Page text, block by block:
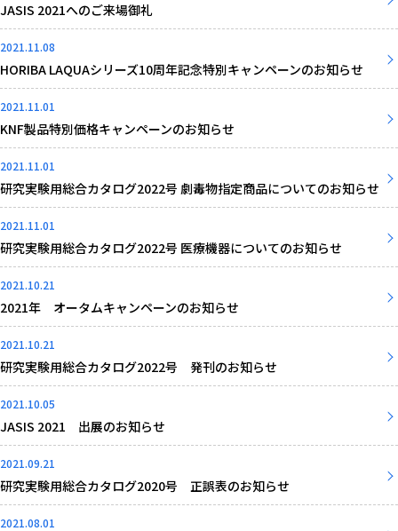
JASIS 2021へのご来場御礼
2021.11.08
HORIBA LAQUAシリーズ10周年記念特別キャンペーンのお知らせ
2021.11.01
KNF製品特別価格キャンペーンのお知らせ
2021.11.01
研究実験用総合カタログ2022号 劇毒物指定商品についてのお知らせ
2021.11.01
研究実験用総合カタログ2022号 医療機器についてのお知らせ
2021.10.21
2021年 オータムキャンペーンのお知らせ
2021.10.21
研究実験用総合カタログ2022号 発刊のお知らせ
2021.10.05
JASIS 2021 出展のお知らせ
2021.09.21
研究実験用総合カタログ2020号 正誤表のお知らせ
2021.08.01